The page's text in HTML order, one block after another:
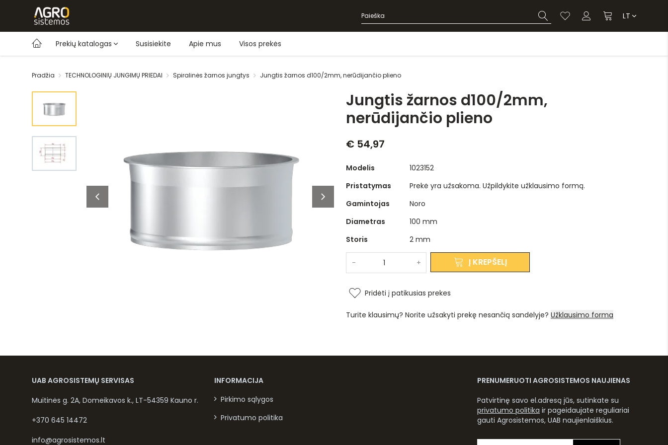
LT
Prekių katalogas Susisiekite Apie mus Visos prekės
Pradžia TECHNOLOGINIŲ JUNGIMŲ PRIEDAI Spiralinės žarnos jungtys Jungtis žarnos d100/2mm, nerūdijančio plieno
Jungtis žarnos d100/2mm,
nerūdijančio plieno
€ 54,97
Modelis
1023152
Pristatymas
Prekė yra užsakoma. Užpildykite užklausimo formą.
Gamintojas
Noro
Diametras
100 mm
Storis
2 mm
- + Į KREPŠELĮ
Pridėti į patikusias prekes
Turite klausimų? Norite užsakyti prekę nesančią sandėlyje? Užklausimo forma
UAB AGROSISTEMŲ SERVISAS
Muitinės g. 2A, Domeikavos k., LT-54359 Kauno r.
+370 645 14472
info@agrosistemos.lt
INFORMACIJA
Pirkimo sąlygos
Privatumo politika
PRENUMERUOTI AGROSISTEMOS NAUJIENAS
Patvirtinę savo el.adresą jūs, sutinkate su
privatumo politika ir pageidaujate reguliariai
gauti Agrosistemos, UAB naujienlaiškius.